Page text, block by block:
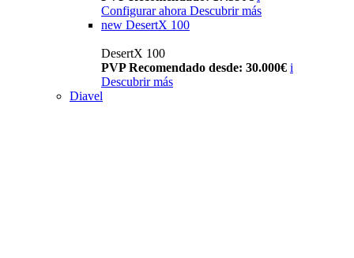
Configurar ahora Descubrir más
new DesertX 100
DesertX 100
PVP Recomendado desde: 30.000€ i
Descubrir más
Diavel